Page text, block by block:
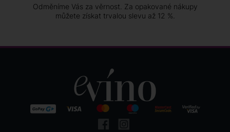
Odměníme Vás za věrnost. Za opakované nákupy
můžete získat trvalou slevu až 12 %.